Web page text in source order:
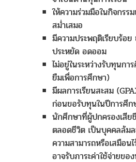
ให้ความร่วมมือในกิจกรร
สม่ำเสมอ
มีความประพฤติเรียบร้อ
ประหยัด อดออม
ไม่อยู่ในระหว่างรับทุนก
ยืมเพื่อการศึกษา)
มีผลการเรียนสะสม
ก่อนขอรับทุนในปีการศึ
นักศึกษาที่ผู้ปกครองเสีย
ตลอดชีวิต เป็นบุคคลล้ม
ความสามารถหรือเสมือน
อาจรับภาระค่าใช้จ่ายขอ